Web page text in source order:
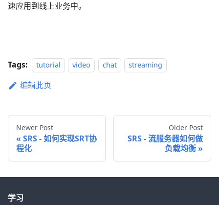
速应用到线上业务中。
Tags: tutorial video chat streaming
编辑此页
Newer Post
SRS - 如何实现SRT协
程化
Older Post
SRS - 流服务器如何做
负载均衡
学习